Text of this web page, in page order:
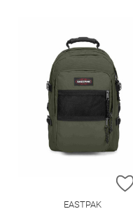
EASTPAK